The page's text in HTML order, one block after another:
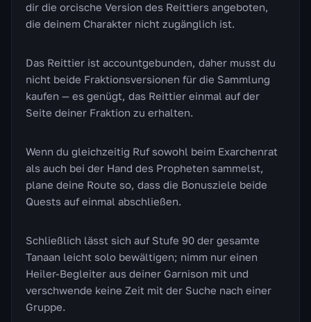
dir die orcische Version des Reittiers angeboten,
die deinem Charakter nicht zugänglich ist.
Das Reittier ist accountgebunden, daher musst du
nicht beide Fraktionsversionen für die Sammlung
kaufen — es genügt, das Reittier einmal auf der
Seite deiner Fraktion zu erhalten.
Wenn du gleichzeitig Ruf sowohl beim Exarchenrat
als auch bei der Hand des Propheten sammelst,
plane deine Route so, dass die Bonusziele beide
Quests auf einmal abschließen.
Schließlich lässt sich auf Stufe 90 der gesamte
Tanaan leicht solo bewältigen; nimm nur einen
Heiler-Begleiter aus deiner Garnison mit und
verschwende keine Zeit mit der Suche nach einer
Gruppe.